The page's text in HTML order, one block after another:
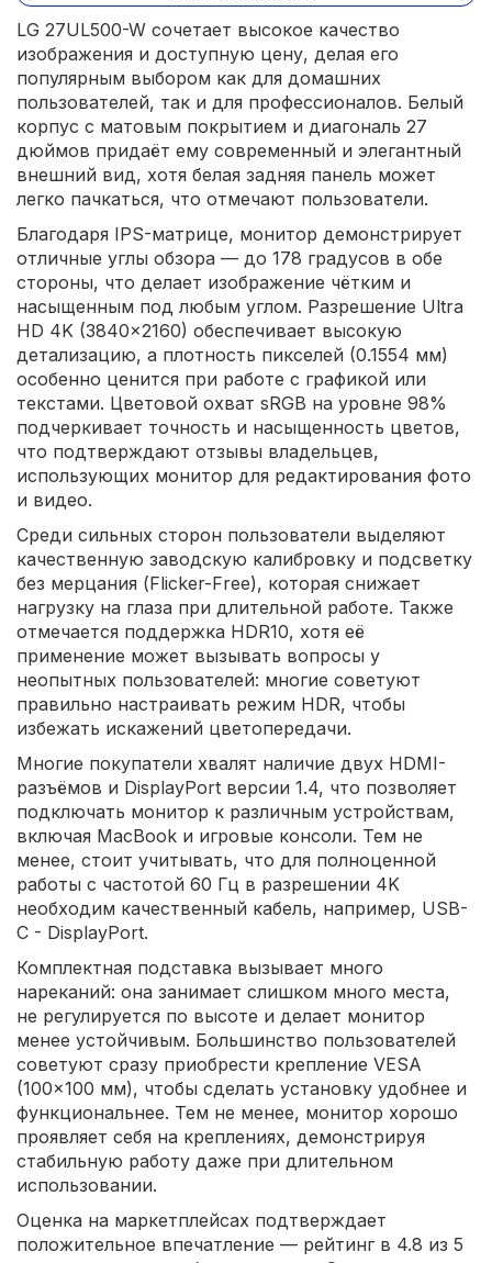
LG 27UL500-W сочетает высокое качество
изображения и доступную цену, делая его
популярным выбором как для домашних
пользователей, так и для профессионалов. Белый
корпус с матовым покрытием и диагональ 27
дюймов придаёт ему современный и элегантный
внешний вид, хотя белая задняя панель может
легко пачкаться, что отмечают пользователи.
Благодаря IPS-матрице, монитор демонстрирует
отличные углы обзора — до 178 градусов в обе
стороны, что делает изображение чётким и
насыщенным под любым углом. Разрешение Ultra
HD 4K (3840x2160) обеспечивает высокую
детализацию, а плотность пикселей (0.1554 мм)
особенно ценится при работе с графикой или
текстами. Цветовой охват sRGB на уровне 98%
подчеркивает точность и насыщенность цветов,
что подтверждают отзывы владельцев,
использующих монитор для редактирования фото
и видео.
Среди сильных сторон пользователи выделяют
качественную заводскую калибровку и подсветку
без мерцания (Flicker-Free), которая снижает
нагрузку на глаза при длительной работе. Также
отмечается поддержка HDR10, хотя её
применение может вызывать вопросы у
неопытных пользователей: многие советуют
правильно настраивать режим HDR, чтобы
избежать искажений цветопередачи.
Многие покупатели хвалят наличие двух HDMI-
разъёмов и DisplayPort версии 1.4, что позволяет
подключать монитор к различным устройствам,
включая MacBook и игровые консоли. Тем не
менее, стоит учитывать, что для полноценной
работы с частотой 60 Гц в разрешении 4K
необходим качественный кабель, например, USB-
C - DisplayPort.
Комплектная подставка вызывает много
нареканий: она занимает слишком много места,
не регулируется по высоте и делает монитор
менее устойчивым. Большинство пользователей
советуют сразу приобрести крепление VESA
(100x100 мм), чтобы сделать установку удобнее и
функциональнее. Тем не менее, монитор хорошо
проявляет себя на креплениях, демонстрируя
стабильную работу даже при длительном
использовании.
Оценка на маркетплейсах подтверждает
положительное впечатление — рейтинг в 4.8 из 5